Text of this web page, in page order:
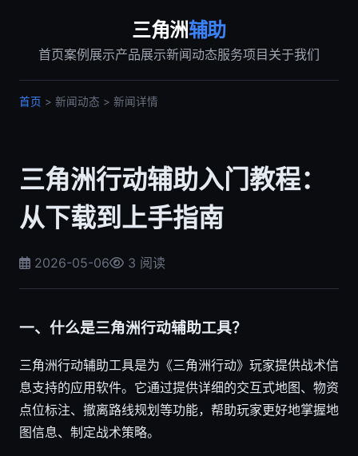
三角洲辅助
首页案例展示产品展示新闻动态服务项目 关于我们
首页 > 新闻动态 > 新闻详情
三角洲行动辅助入门教程：
从下载到上手指南
2026-05-06 3 阅读
一、什么是三角洲行动辅助工具？
三角洲行动辅助工具是为《三角洲行动》玩家提供战术信
息支持的应用软件。它通过提供详细的交互式地图、物资
点位标注、撤离路线规划等功能，帮助玩家更好地掌握地
图信息、制定战术策略。